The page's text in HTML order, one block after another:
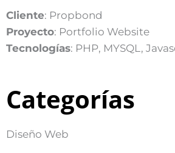
Cliente: Propbond
Proyecto: Portfolio Website
Tecnologías: PHP, MYSQL,
Categorías
Diseño Web